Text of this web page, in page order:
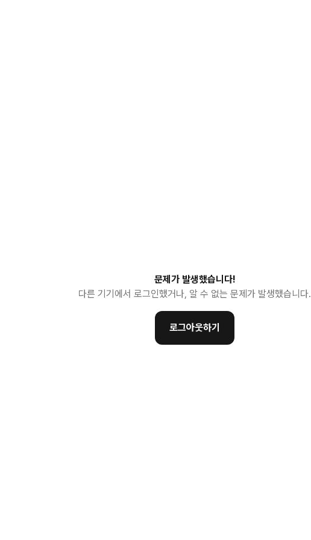
문제가 발생했습니다!
다른 기기에서 로그인했거나, 알 수 없는 문제가 발생했습니다.
로그아웃하기